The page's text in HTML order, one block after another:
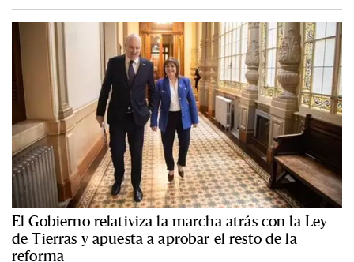
El Gobierno relativiza la marcha atrás con la Ley
de Tierras y apuesta a aprobar el resto de la
reforma